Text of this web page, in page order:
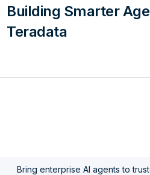
Building Smarter
Teradata
Bring enterprise AI agents to